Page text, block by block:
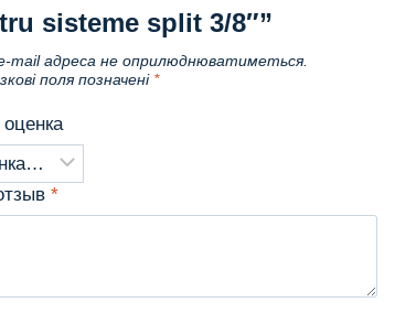
sisteme split 3/8″”
mail адреса не оприлюднюватиметься.
поля позначені *
*